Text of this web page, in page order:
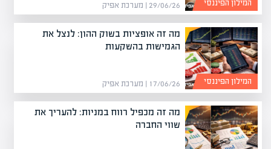
29/06/26 | מערכת אפיק המילון הפיננסי
מה זה אופציות בשוק ההון: לנצל את
הגמישות בהשקעות
17/06/26 | מערכת אפיק המילון הפיננסי
מה זה מכפיל רווח במניות: להעריך את
שווי החברה